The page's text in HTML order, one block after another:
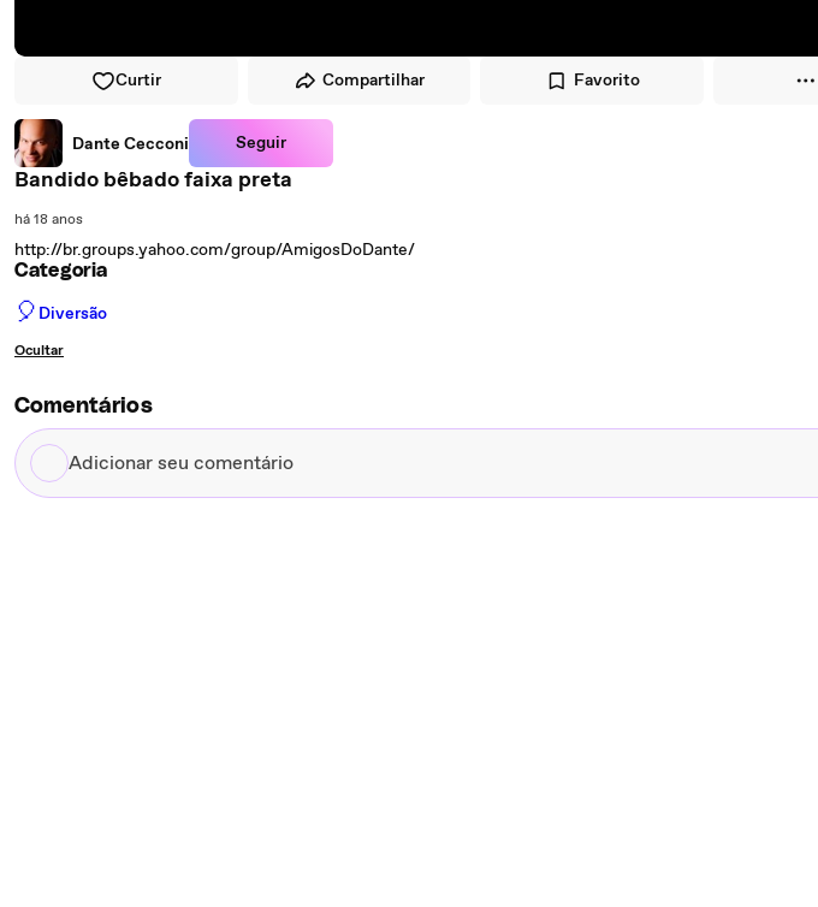
Curtir Compartilhar Favorito
Dante Cecconi Seguir
Bandido bêbado faixa preta
há 18 anos
http://br.groups.yahoo.com/group/AmigosDoDante/
Categoria
🎈 Diversão
Ocultar
Comentários
Adicionar
seu